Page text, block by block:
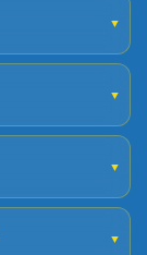
▼
▼
▼
▼